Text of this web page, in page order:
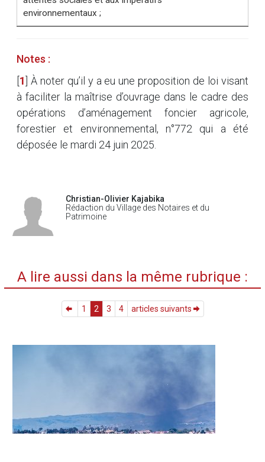
environnementaux ;
Notes :
1 À noter qu’il y a eu une proposition de loi visant
à faciliter la maîtrise d’ouvrage dans le cadre des
opérations d’aménagement foncier agricole,
forestier et environnemental, n°772 qui a été
déposée le mardi 24 juin 2025.
Christian-Olivier Kajabika
Rédaction du Village des Notaires et du
Patrimoine
A lire aussi dans la même rubrique :
1 2 3 4 articles suivants